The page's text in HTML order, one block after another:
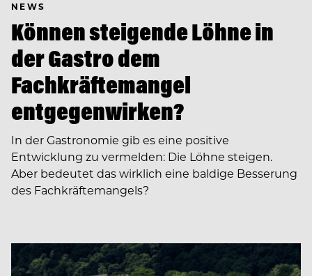
NEWS
Können steigende Löhne in
der Gastro dem
Fachkräftemangel
entgegenwirken?
In der Gastronomie gib es eine positive
Entwicklung zu vermelden: Die Löhne steigen.
Aber bedeutet das wirklich eine baldige Besserung
des Fachkräftemangels?